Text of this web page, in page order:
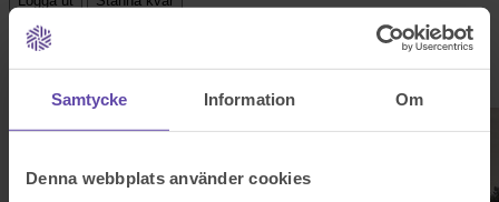
Samtycke Information Om
Denna webbplats använder cookies